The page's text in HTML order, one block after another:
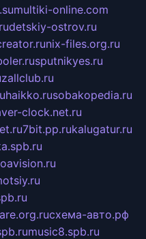
multiki-online.com
detskiy-ostrov.ru
nix-files.org.ru
sputnikyes.ru
zallclub.ru
haikko.rusobakopedia.ru
clock.net.ru
7bit.pp.rukalugatur.ru
схема-авто.рф
music8.spb.ru